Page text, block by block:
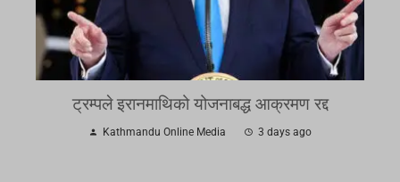
ट्रम्पले इरानमाथिको योजनाबद्ध आक्रमण रद्द
Kathmandu Online Media 3 days ago